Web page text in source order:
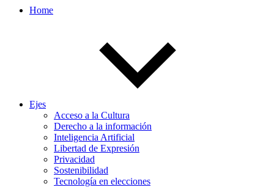
Home
Ejes
Acceso a la Cultura
Derecho a la información
Inteligencia Artificial
Libertad de Expresión
Privacidad
Sostenibilidad
Tecnología en elecciones